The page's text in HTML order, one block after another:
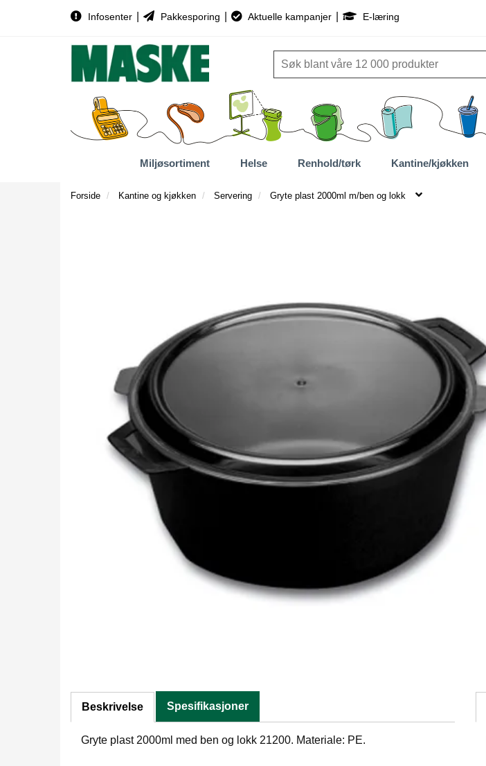
Infosenter Pakkesporing Aktuelle kampanjer E-læring
Miljøsortiment Helse Renhold/tørk Kantine/kjøkken
Forside Kantine og kjøkken Servering Gryte plast 2000ml m/ben og lokk
Beskrivelse Spesifikasjoner
Gryte plast 2000ml med ben og lokk 21200. Materiale: PE.